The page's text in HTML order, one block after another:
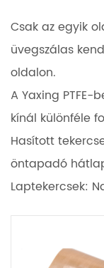
Csak az egyik
üvegszálas
oldalon.
A Yaxing
kínál különféle
Hasított
öntapadó
Laptekercsek: